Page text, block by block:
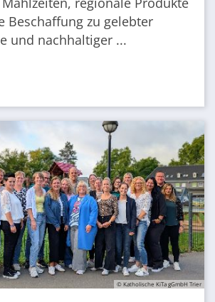
Beschaffung zu gelebter
und nachhaltiger ...
© Katholische KiTa gGmbH Trier